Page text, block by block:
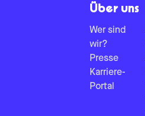
Über uns
Wer sind
wir?
Presse
Karriere-
Portal